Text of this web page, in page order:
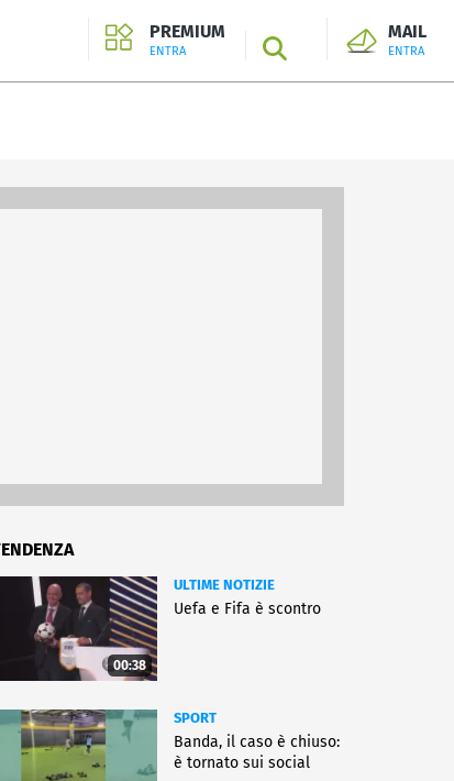
PREMIUM
ENTRA SEARCH
MAIL
ENTRA
00:38
ULTIME NOTIZIE
Uefa e Fifa è scontro
SPORT
Banda, il caso è chiuso:
è tornato sui social